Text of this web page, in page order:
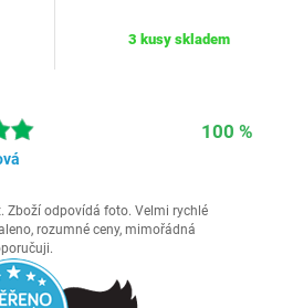
3 kusy skladem
100 %
Zboží odpovídá foto. Velmi rychlé
rozumné ceny, mimořádná